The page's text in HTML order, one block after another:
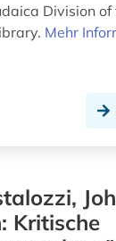
Division
Mehr
Kritische